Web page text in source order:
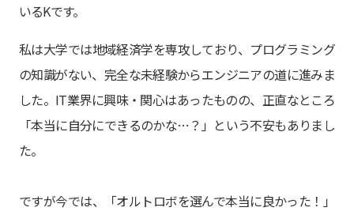
いるKです。
私は大学では地域経済学を専攻しており、プログラミング
の知識がない、完全な未経験からエンジニアの道に進みま
した。IT業界に興味・関心はあったものの、正直なところ
「本当に自分にできるのかな…？」という不安もありまし
た。
ですが今では、「オルトロボを選んで本当に良かった！」